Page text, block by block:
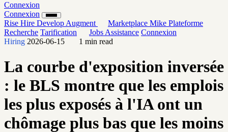
Connexion
Connexion
Rise Hire Develop Augment Marketplace Mike Plateforme
Recherche Tarification Jobs Assistance Connexion
Hiring 2026-06-15 1 min read
La courbe d'exposition inversée
: le BLS montre que les emplois
les plus exposés à l'IA ont un
chômage plus bas que les moins